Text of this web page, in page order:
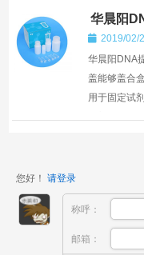
如下几种介
华晨阳
2019/02/
华晨阳DNA
盖能够盖合
用于固定试
您好！ 请登录
称呼：
邮箱：